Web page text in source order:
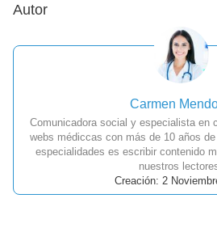
Autor
Carmen
Comunicadora social y especialista en
webs médiccas con más de 10 años
especialidades es escribir contenido
nuestros
Creación: 2